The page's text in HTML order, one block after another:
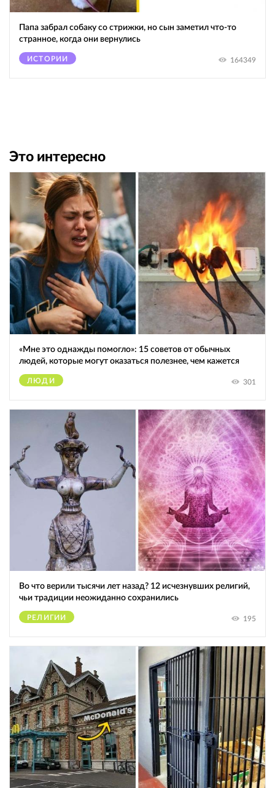
Папа забрал собаку со стрижки, но сын заметил что-то
странное, когда они вернулись
ИСТОРИИ 164349
Это интересно
«Мне это однажды помогло»: 15 советов от обычных
людей, которые могут оказаться полезнее, чем кажется
ЛЮДИ 301
Во что верили тысячи лет назад? 12 исчезнувших религий,
чьи традиции неожиданно сохранились
РЕЛИГИИ 195